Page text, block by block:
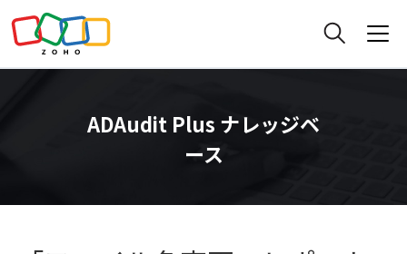
ADAudit Plus ナレッジベ
ース